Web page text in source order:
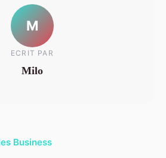
M
ECRIT PAR
Milo
Business